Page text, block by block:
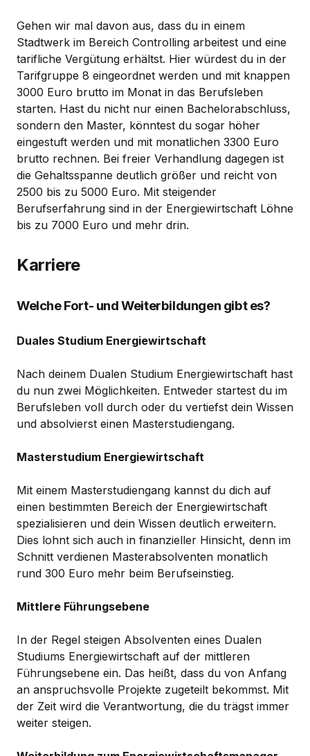
Gehen wir mal davon aus, dass du in einem
Stadtwerk im Bereich Controlling arbeitest und eine
tarifliche Vergütung erhältst. Hier würdest du in der
Tarifgruppe 8 eingeordnet werden und mit knappen
3000 Euro brutto im Monat in das Berufsleben
starten. Hast du nicht nur einen Bachelorabschluss,
sondern den Master, könntest du sogar höher
eingestuft werden und mit monatlichen 3300 Euro
brutto rechnen. Bei freier Verhandlung dagegen ist
die Gehaltsspanne deutlich größer und reicht von
2500 bis zu 5000 Euro. Mit steigender
Berufserfahrung sind in der Energiewirtschaft Löhne
bis zu 7000 Euro und mehr drin.
Karriere
Welche Fort- und Weiterbildungen gibt es?
Duales Studium Energiewirtschaft
Nach deinem Dualen Studium Energiewirtschaft hast
du nun zwei Möglichkeiten. Entweder startest du im
Berufsleben voll durch oder du vertiefst dein Wissen
und absolvierst einen Masterstudiengang.
Masterstudium Energiewirtschaft
Mit einem Masterstudiengang kannst du dich auf
einen bestimmten Bereich der Energiewirtschaft
spezialisieren und dein Wissen deutlich erweitern.
Dies lohnt sich auch in finanzieller Hinsicht, denn im
Schnitt verdienen Masterabsolventen monatlich
rund 300 Euro mehr beim Berufseinstieg.
Mittlere Führungsebene
In der Regel steigen Absolventen eines Dualen
Studiums Energiewirtschaft auf der mittleren
Führungsebene ein. Das heißt, dass du von Anfang
an anspruchsvolle Projekte zugeteilt bekommst. Mit
der Zeit wird die Verantwortung, die du trägst immer
weiter steigen.